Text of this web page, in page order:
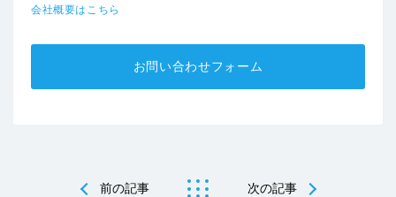
会社概要はこちら
お問い合わせフォーム
前の記事 次の記事